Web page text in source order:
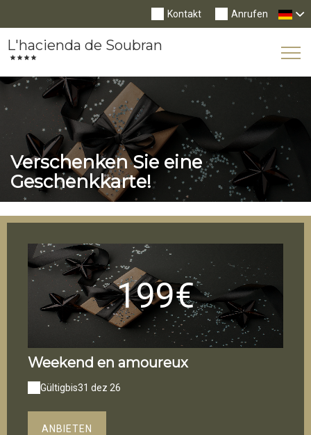
Anrufen
Kontakt
L'hacienda de Soubran
Verschenken Sie eine
Geschenkkarte!
199€
Weekend en amoureux
Gültigbis31 dez 26
ANBIETEN